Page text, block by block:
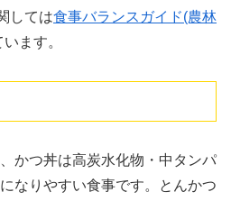
しては食事バランスガイド(農林
ます。
かつ丼は高炭水化物・中タンパ
なりやすい食事です。とんかつ